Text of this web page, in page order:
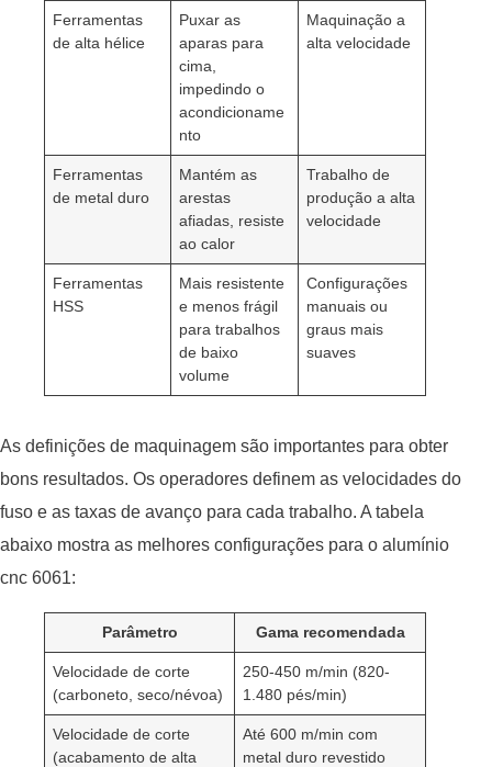
Ferramentas
de alta hélice
Puxar as
aparas para
cima,
impedindo o
acondicioname
nto
Maquinação a
alta velocidade
Ferramentas
de metal duro
Mantém as
arestas
afiadas, resiste
ao calor
Trabalho de
produção a alta
velocidade
Ferramentas
HSS
Mais resistente
e menos frágil
para trabalhos
de baixo
volume
Configurações
manuais ou
graus mais
suaves
As definições de maquinagem são importantes para obter
bons resultados. Os operadores definem as velocidades do
fuso e as taxas de avanço para cada trabalho. A tabela
abaixo mostra as melhores configurações para o alumínio
cnc 6061:
Parâmetro Gama recomendada
Velocidade de corte
(carboneto, seco/névoa)
250-450 m/min (820-
1.480 pés/min)
Velocidade de corte
(acabamento de alta
Até 600 m/min com
metal duro revestido